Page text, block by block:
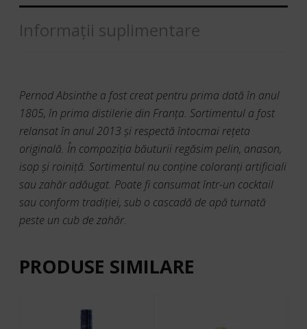
Informații suplimentare
Pernod Absinthe a fost creat pentru prima dată în anul
1805, în prima distilerie din Franţa. Sortimentul a fost
relansat în anul 2013 şi respectă întocmai reţeta
originală. În compoziţia băuturii regăsim pelin, anason,
isop şi roiniţă. Sortimentul nu conţine coloranţi artificiali
sau zahăr adăugat. Poate fi consumat într-un cocktail
sau conform tradiţiei, sub o cascadă de apă turnată
peste un cub de zahăr.
PRODUSE SIMILARE